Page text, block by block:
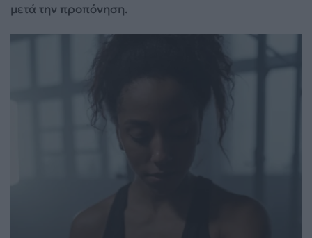
μετά την προπόνηση.